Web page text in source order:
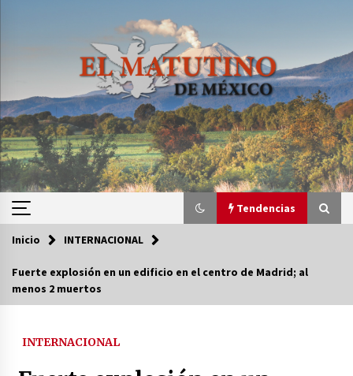
Tendencias
Tendencias
Héctor Díaz-Polanco renuncia a la presidencia
Inicio INTERNACIONAL
Fuerte explosión en un edificio en el centro de Madrid; al
menos 2 muertos
INTERNACIONAL